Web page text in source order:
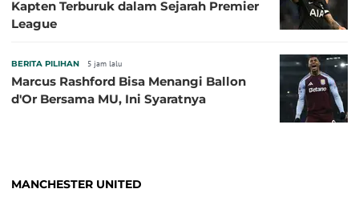
Kapten Terburuk dalam Sejarah Premier
League
BERITA PILIHAN 5 jam lalu
Marcus Rashford Bisa Menangi Ballon
d'Or Bersama MU, Ini Syaratnya
MANCHESTER UNITED